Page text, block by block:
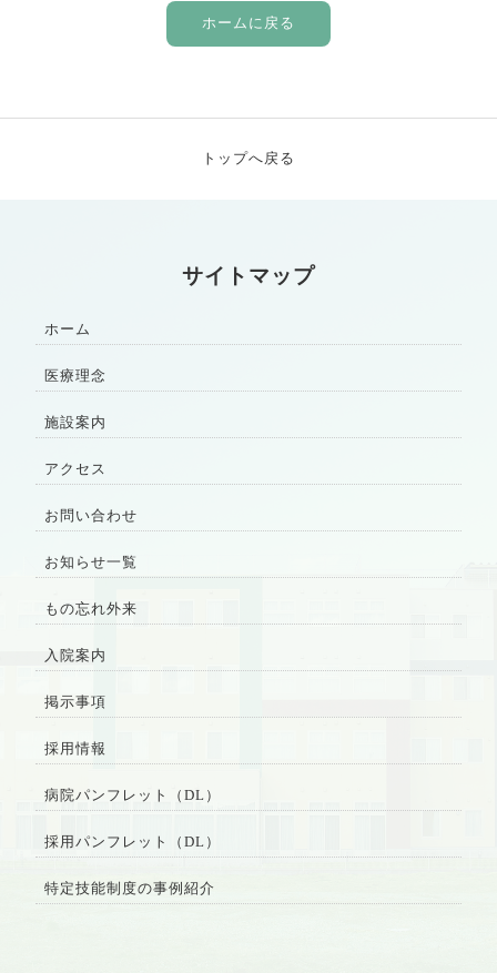
ホームに戻る
トップへ戻る
サイトマップ
ホーム
医療理念
施設案内
アクセス
お問い合わせ
お知らせ一覧
もの忘れ外来
入院案内
掲示事項
採用情報
病院パンフレット（DL）
採用パンフレット（DL）
特定技能制度の事例紹介